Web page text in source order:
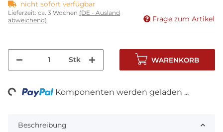
nicht sofort verfügbar
Lieferzeit: ca. 3 Wochen (DE - Ausland
abweichend)
Frage zum Artikel
Stk WARENKORB
Komponenten werden geladen ...
Beschreibung